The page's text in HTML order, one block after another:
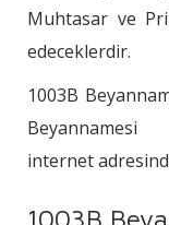
Muhtasar ve
edeceklerdir.
1003B
Beyannamesi
internet